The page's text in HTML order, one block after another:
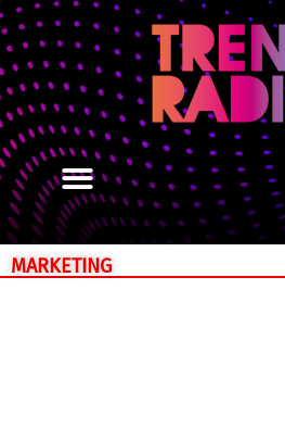
MARKETING